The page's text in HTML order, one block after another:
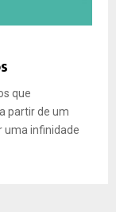
que
partir de um
uma infinidade